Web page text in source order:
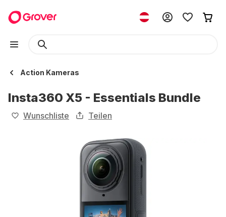
Action Kameras
Insta360 X5 - Essentials Bundle
Wunschliste Teilen